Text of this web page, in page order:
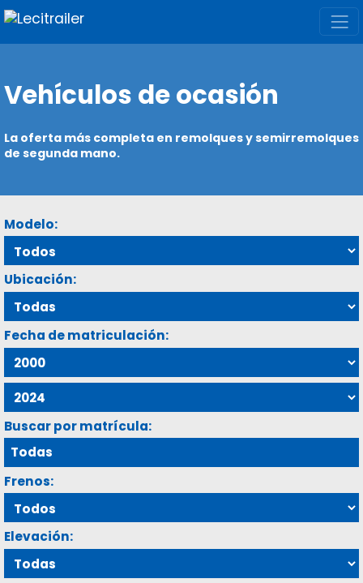
Vehículos de ocasión
La oferta más completa en remolques y semirremolques
de segunda mano.
Modelo:
Ubicación:
Fecha de matriculación:
Buscar por matrícula:
Frenos:
Elevación: